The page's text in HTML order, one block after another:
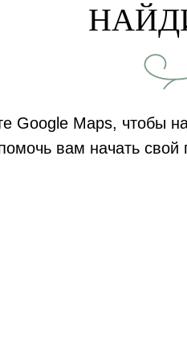
Google Maps, чтобы
вам начать свой